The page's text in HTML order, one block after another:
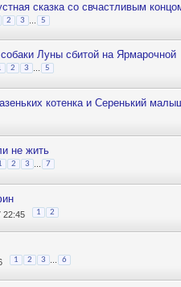
сказка со свчастливым
2 3 5
Луны сбитой на Ярмарочной
2 3 5
котенка и Серенький
не жить
2 3 7
22:45 1 2
1 2 3 6